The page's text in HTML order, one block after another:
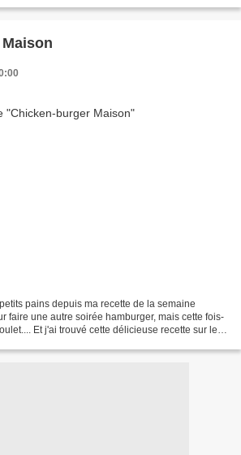
pains depuis ma recette de la semaine
faire une autre soirée hamburger, mais cette fois-
Et j'ai trouvé cette délicieuse recette sur le